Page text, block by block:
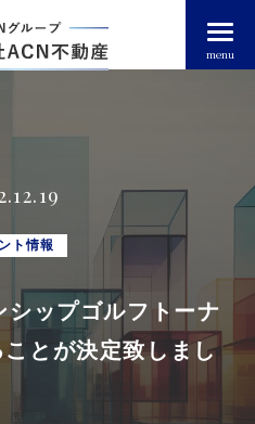
menu
arrow_right_alt
ト情報
シップゴルフトーナ
とが決定致しまし